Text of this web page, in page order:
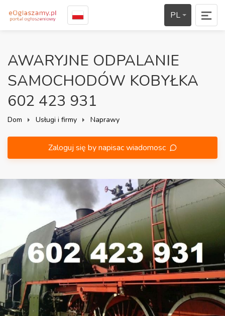
PL
AWARYJNE ODPALANIE
SAMOCHODÓW KOBYŁKA
602 423 931
Dom Usługi i firmy Naprawy
Zaloguj się by napisac wiadomosc